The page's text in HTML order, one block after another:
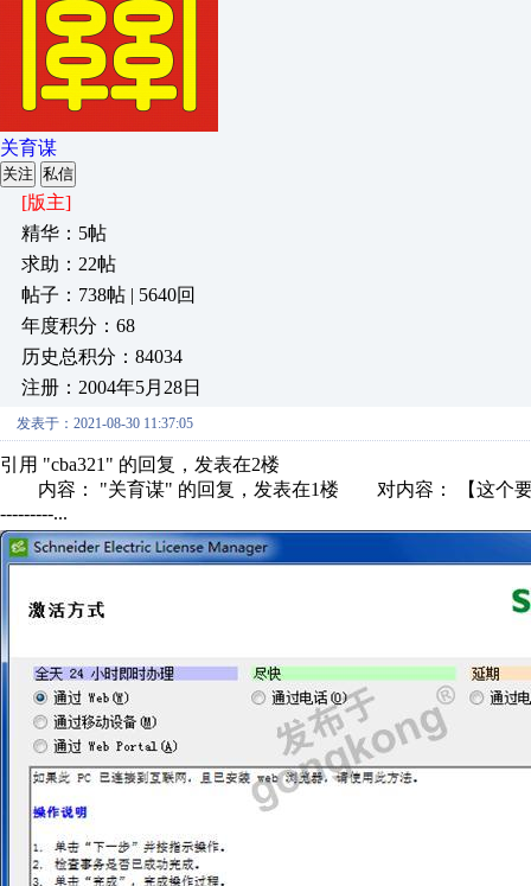
关育谋
关注 私信
[版主]
精华：5帖
求助：22帖
帖子：738帖 | 5640回
年度积分：68
历史总积分：84034
注册：2004年5月28日
发表于：2021-08-30 11:37:05
引用 "cba321" 的回复，发表在2楼
内容： "关育谋" 的回复，发表在1楼 对内容： 【这个要
---------...